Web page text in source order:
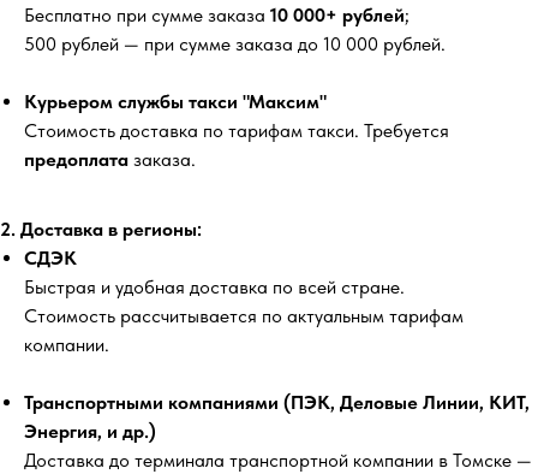
Бесплатно при сумме заказа 10 000+ рублей;
500 рублей — при сумме заказа до 10 000 рублей.
Курьером службы такси "Максим"
Стоимость доставка по тарифам такси. Требуется
предоплата заказа.
2. Доставка в регионы:
СДЭК
Быстрая и удобная доставка по всей стране.
Стоимость рассчитывается по актуальным тарифам
компании.
Транспортными компаниями (ПЭК, Деловые Линии, КИТ,
Энергия, и др.)
Доставка до терминала транспортной компании в Томске —